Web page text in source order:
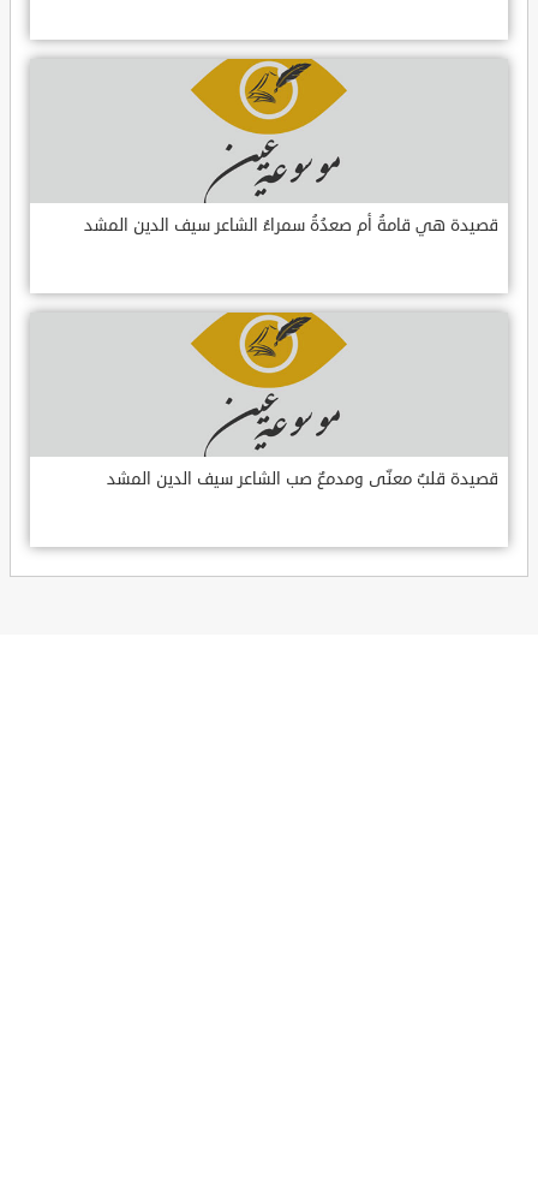
قصيدة هي قامةُ أم صعدُةُ سمراءُ الشاعر سيف الدين المشد
قصيدة قلبٌ معنّى ومدمعٌ صب الشاعر سيف الدين المشد